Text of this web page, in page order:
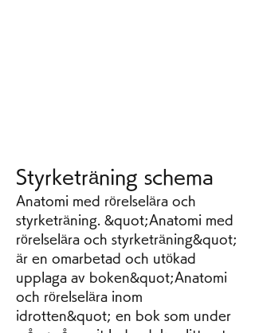
Styrketräning schema
Anatomi med rörelselära och
styrketräning. &quot;Anatomi med
rörelselära och styrketräning&quot;
är en omarbetad och utökad
upplaga av boken&quot;Anatomi
och rörelselära inom
idrotten&quot; en bok som under